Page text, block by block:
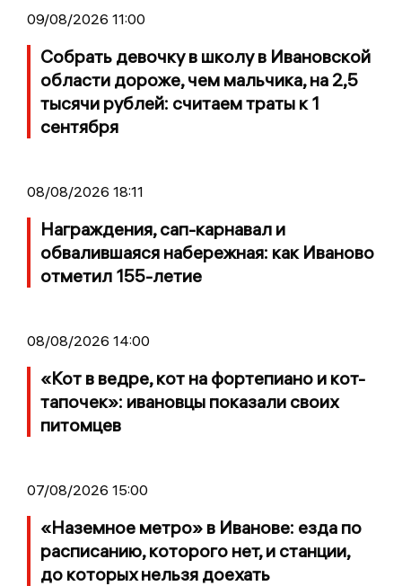
09/08/2026 11:00
Собрать девочку в школу в Ивановской
области дороже, чем мальчика, на 2,5
тысячи рублей: считаем траты к 1
сентября
08/08/2026 18:11
Награждения, сап-карнавал и
обвалившаяся набережная: как Иваново
отметил 155-летие
08/08/2026 14:00
«Кот в ведре, кот на фортепиано и кот-
тапочек»: ивановцы показали своих
питомцев
07/08/2026 15:00
«Наземное метро» в Иванове: езда по
расписанию, которого нет, и станции,
до которых нельзя доехать